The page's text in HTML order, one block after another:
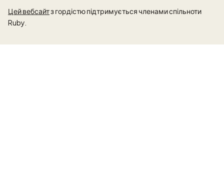
Цей вебсайтз гордістю підтримується членами спільноти
Ruby.